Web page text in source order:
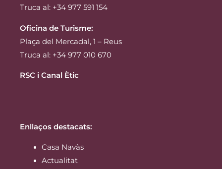
Truca al: +34 977 591 154
Oficina de Turisme:
Plaça del Mercadal, 1 – Reus
Truca al: +34 977 010 670
RSC i Canal Ètic
Enllaços destacats:
Casa Navàs
Actualitat